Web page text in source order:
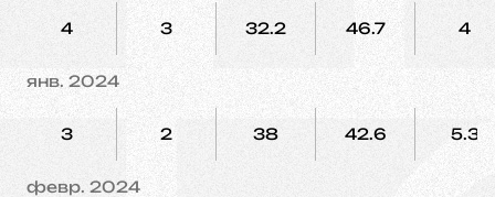
4 3 32.2 46.7 4
янв. 2024
3 2 38 42.6 5.3
февр. 2024